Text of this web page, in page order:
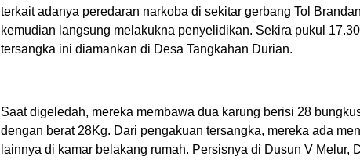
terkait adanya peredaran narkoba di sekitar gerbang Tol
kemudian langsung melakukna penyelidikan. Sekira pukul
tersangka ini diamankan di Desa Tangkahan Durian.
Saat digeledah, mereka membawa dua karung berisi 28
dengan berat 28Kg. Dari pengakuan tersangka, mereka ada
lainnya di kamar belakang rumah. Persisnya di Dusun V Melur,